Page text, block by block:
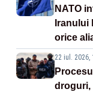
NATO
Iranului
orice
22 iul. 2026,
droguri,